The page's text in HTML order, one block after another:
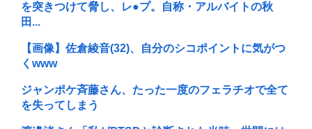
を突きつけて脅し、レ●プ。自称・アルバイトの秋
田...
【画像】佐倉綾音(32)、自分のシコポイントに気がつ
くwww
ジャンポケ斉藤さん、たった一度のフェラチオで全て
を失ってしまう